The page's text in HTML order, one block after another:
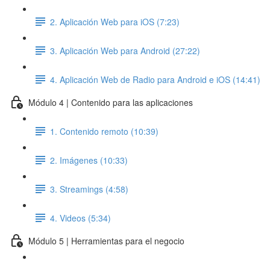
2. Aplicación Web para iOS (7:23)
3. Aplicación Web para Android (27:22)
4. Aplicación Web de Radio para Android e iOS (14:41)
Módulo 4 | Contenido para las aplicaciones
1. Contenido remoto (10:39)
2. Imágenes (10:33)
3. Streamings (4:58)
4. Videos (5:34)
Módulo 5 | Herramientas para el negocio